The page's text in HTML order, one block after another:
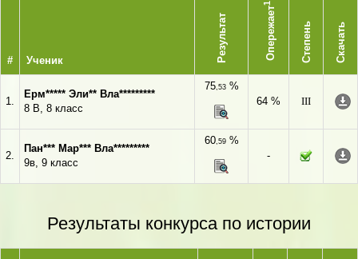
# Ученик Результат Опережает
1
Степень Скачать
1.
Ерм***** Эли** Вла*********
8 В, 8 класс
75,53%
64 %
III
2.
Пан*** Мар*** Вла*********
9в, 9 класс
60,59%
-
Результаты конкурса по истории